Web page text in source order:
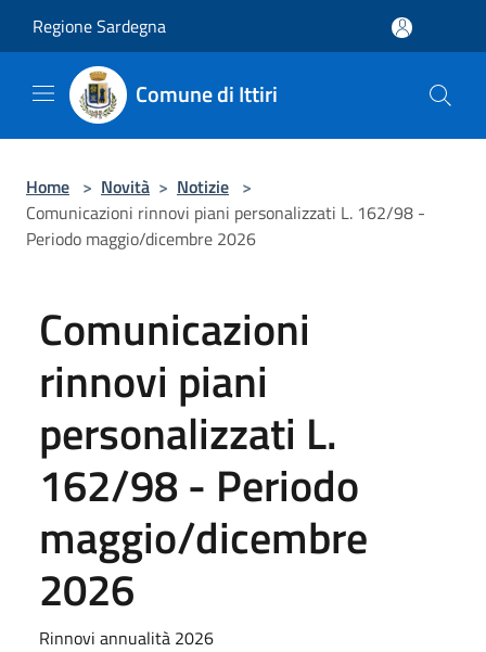
Regione Sardegna
Comune di Ittiri
Home > Novità > Notizie >
Comunicazioni rinnovi piani personalizzati L. 162/98 -
Periodo maggio/dicembre 2026
Comunicazioni
rinnovi piani
personalizzati L.
162/98 - Periodo
maggio/dicembre
2026
Rinnovi annualità 2026